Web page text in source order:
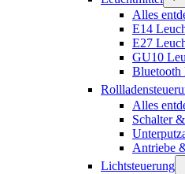
Alles
E14
E27
GU10
Bluetooth
Alles
Schalter
Antriebe
Lichtsteuerung